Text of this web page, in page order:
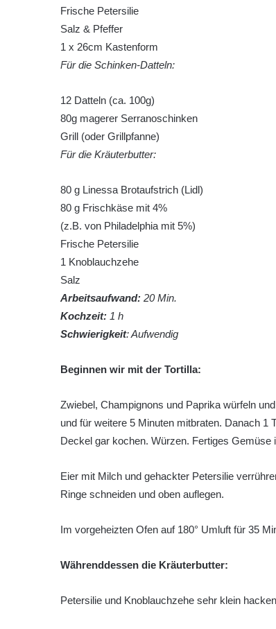
Frische Petersilie
Salz & Pfeffer
1 x 26cm Kastenform
Für die Schinken-Datteln:
12 Datteln (ca. 100g)
80g magerer Serranoschinken
Grill (oder Grillpfanne)
Für die Kräuterbutter:
80 g Linessa Brotaufstrich (Lidl)
80 g Frischkäse mit 4%
(z.B. von Philadelphia mit 5%)
Frische Petersilie
1 Knoblauchzehe
Salz
Arbeitsaufwand: 20 Min.
Kochzeit: 1 h
Schwierigkeit: Aufwendig
Beginnen wir mit der Tortilla:
Zwiebel, Champignons und Paprika würfeln
und für weitere 5 Minuten mitbraten. Danach
Deckel gar kochen. Würzen. Fertiges Gemüse
Eier mit Milch und gehackter Petersilie
Ringe schneiden und oben auflegen.
Im vorgeheizten Ofen auf 180° Umluft für 35
Währenddessen die Kräuterbutter:
Petersilie und Knoblauchzehe sehr klein